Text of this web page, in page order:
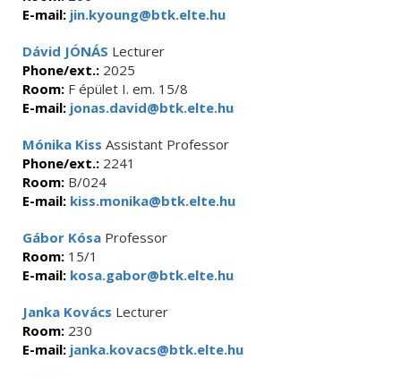
E-mail: jin.kyoung@btk.elte.hu
Dávid JÓNÁS Lecturer
Phone/ext.: 2025
Room: F épület I. em. 15/8
E-mail: jonas.david@btk.elte.hu
Mónika Kiss Assistant Professor
Phone/ext.: 2241
Room: B/024
E-mail: kiss.monika@btk.elte.hu
Gábor Kósa Professor
Room: 15/1
E-mail: kosa.gabor@btk.elte.hu
Janka Kovács Lecturer
Room: 230
E-mail: janka.kovacs@btk.elte.hu